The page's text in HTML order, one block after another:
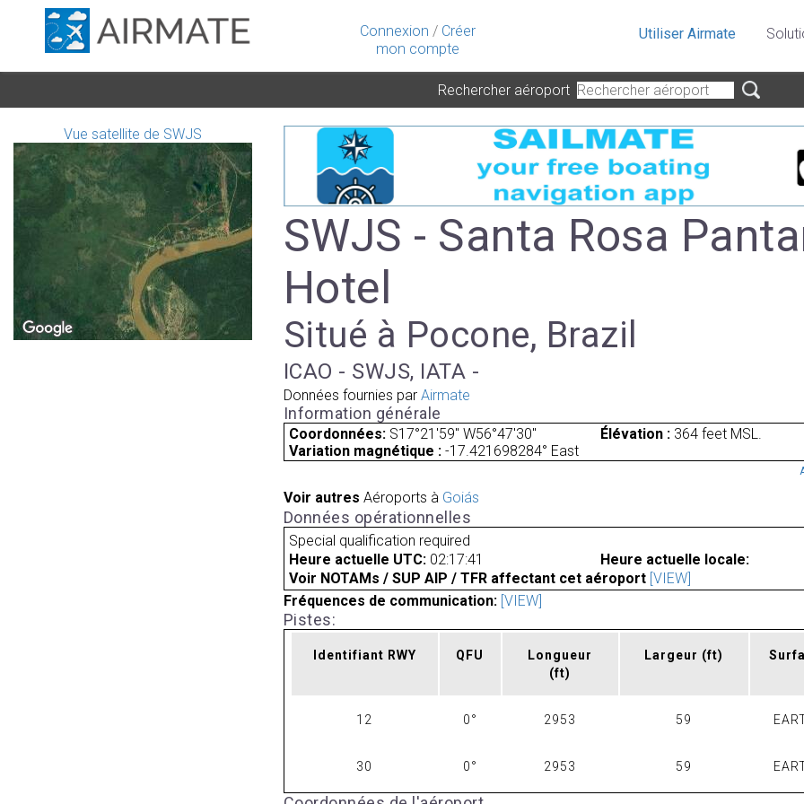
Connexion / Créer
mon compte
Utiliser Airmate
Rechercher aéroport
Vue satellite de SWJS
SWJS - Santa Rosa
Hotel
Situé à Pocone, Brazil
ICAO - SWJS, IATA -
Données fournies par Airmate
Information générale
Coordonnées: S17°21'59" W56°47'30" Élévation :364 feet MSL.
Variation magnétique : -17.421698284° East
Voir autres Aéroports à Goiás
Données opérationnelles
Special qualification required
Heure actuelle UTC: 02:17:41
Heure actuelle locale:
Voir NOTAMs / SUP AIP / TFR affectant cet aéroport [VIEW]
Fréquences de communication: [VIEW]
Pistes:
Identifiant RWY QFU
Longueur
(ft)
Largeur (ft)
12 0° 2953 59
30 0° 2953 59